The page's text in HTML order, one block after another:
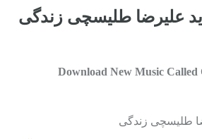
علیرضا طلیسچی زندگی
Download New Music Called
طلیسچی زندگی